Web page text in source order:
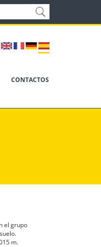
CONTACTOS
el grupo
m.